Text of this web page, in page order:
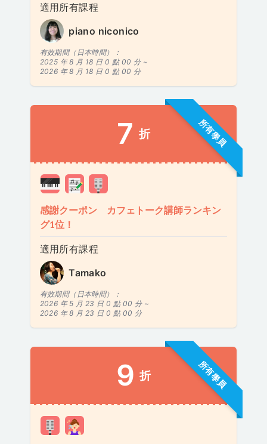
適用所有課程
piano niconico
有效期間（日本時間）：
2025 年 8 月 18 日 0 點 00 分 ~
2026 年 8 月 18 日 0 點 00 分
所有學員
7 折
感謝クーポン カフェトーク講師ランキン
グ1位！
適用所有課程
Tamako
有效期間（日本時間）：
2026 年 5 月 23 日 0 點 00 分 ~
2026 年 8 月 23 日 0 點 00 分
所有學員
9 折